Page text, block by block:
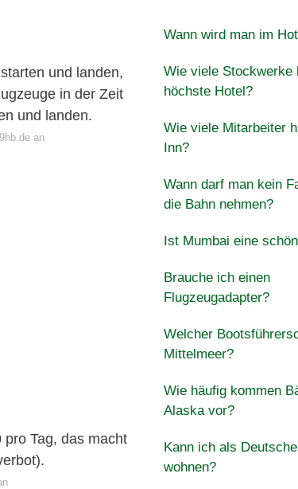
und landen,
in der Zeit
und landen.
an
Tag, das macht
Wann wird man im
Wie viele Stockwerke
höchste Hotel?
Wie viele Mitarbeiter
Inn?
Wann darf man kein
die Bahn nehmen?
Ist Mumbai eine
Brauche ich einen
Flugzeugadapter?
Welcher
Mittelmeer?
Wie häufig kommen
Alaska vor?
Kann ich als
wohnen?